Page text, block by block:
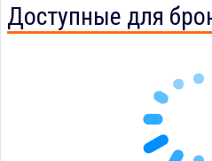
Доступные для